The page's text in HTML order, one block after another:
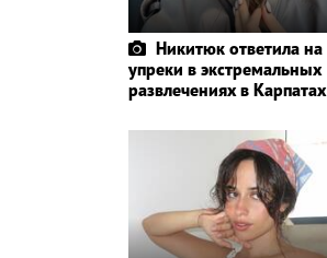
Никитюк ответила на
упреки в экстремальных
развлечениях в Карпатах